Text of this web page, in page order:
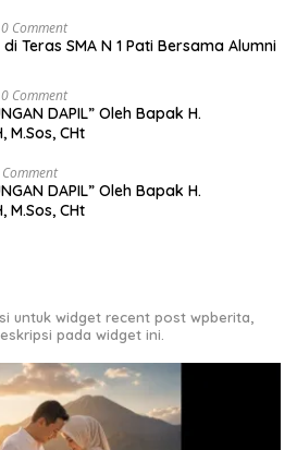
0 Comment
Teras SMA N 1 Pati Bersama Alumni
0 Comment
DAPIL” Oleh Bapak H.
M.Sos, CHt
DAPIL” Oleh Bapak H.
M.Sos, CHt
untuk widget recent post wpberita,
pada widget ini.